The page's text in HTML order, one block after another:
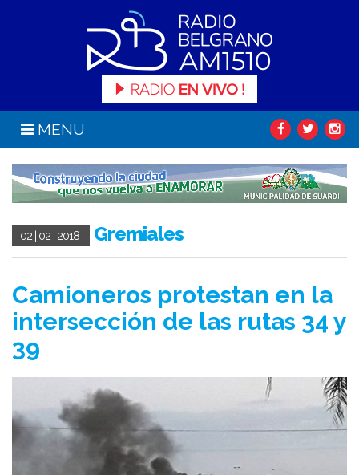
MENU
02 | 02 | 2018 Gremiales
Camioneros protestan en la
intersección de las rutas 34 y
39